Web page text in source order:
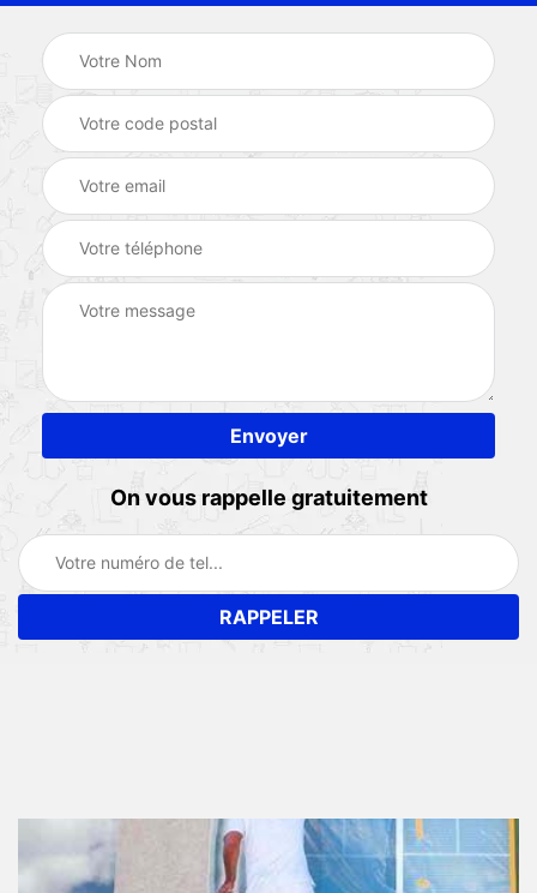
On vous rappelle gratuitement